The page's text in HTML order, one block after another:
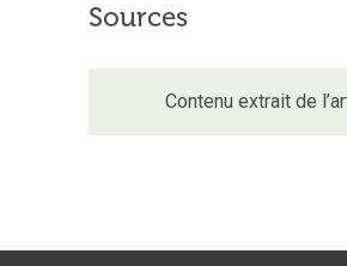
Sources
Contenu extrait de